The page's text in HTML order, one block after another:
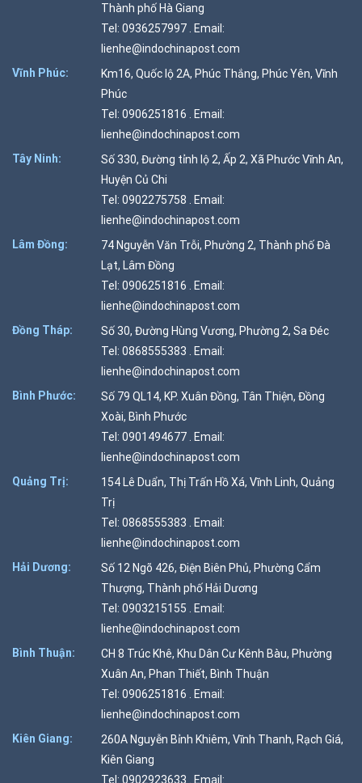
Thành phố Hà Giang
Tel: 0936257997 . Email:
lienhe@indochinapost.com
Vĩnh Phúc:
Km16, Quốc lộ 2A, Phúc Thắng, Phúc Yên, Vĩnh
Phúc
Tel: 0906251816 . Email:
lienhe@indochinapost.com
Tây Ninh:
Số 330, Đường tỉnh lộ 2, Ấp 2, Xã Phước Vĩnh An,
Huyện Củ Chi
Tel: 0902275758 . Email:
lienhe@indochinapost.com
Lâm Đồng:
74 Nguyễn Văn Trỗi, Phường 2, Thành phố Đà
Lạt, Lâm Đồng
Tel: 0906251816 . Email:
lienhe@indochinapost.com
Đồng Tháp:
Số 30, Đường Hùng Vương, Phường 2, Sa Đéc
Tel: 0868555383 . Email:
lienhe@indochinapost.com
Bình Phước:
Số 79 QL14, KP. Xuân Đồng, Tân Thiện, Đồng
Xoài, Bình Phước
Tel: 0901494677 . Email:
lienhe@indochinapost.com
Quảng Trị:
154 Lê Duẩn, Thị Trấn Hồ Xá, Vĩnh Linh, Quảng
Trị
Tel: 0868555383 . Email:
lienhe@indochinapost.com
Hải Dương:
Số 12 Ngõ 426, Điện Biên Phủ, Phường Cẩm
Thượng, Thành phố Hải Dương
Tel: 0903215155 . Email:
lienhe@indochinapost.com
Bình Thuận:
CH 8 Trúc Khê, Khu Dân Cư Kênh Bàu, Phường
Xuân An, Phan Thiết, Bình Thuận
Tel: 0906251816 . Email:
lienhe@indochinapost.com
Kiên Giang:
260A Nguyễn Bỉnh Khiêm, Vĩnh Thanh, Rạch Giá,
Kiên Giang
Tel: 0902923633 . Email: